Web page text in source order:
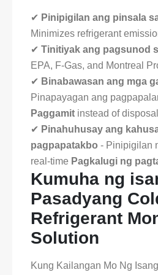
✔ Pinipigilan ang pinsala
Minimizes refrigerant
✔ Tinitiyak ang pagsunod
EPA, F-Gas, and Montreal
✔ Binabawasan ang mga
Pinapayagan ang
Paggamit instead of
✔ Pinahuhusay ang
pagpapatakbo - Pinipigilan
real-time Pagkalugi ng
Kumuha ng
Pasadyang
Refrigerant
Solution
Kung Kailangan Mo Ng Isang